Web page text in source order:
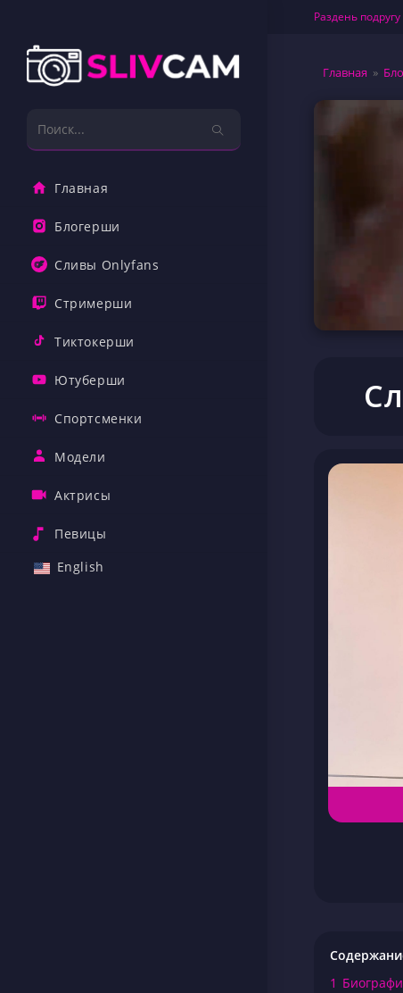
ПерейтиРаздень
Главная
Блогерши
Сливы Onlyfans
Стримерши
Тиктокерши
Ютуберши
Спортсменки
Модели
Актрисы
Певицы
English
сайте
Главная »
1